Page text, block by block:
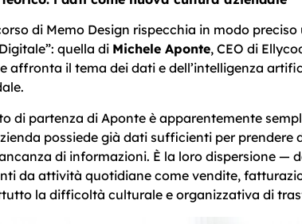
di Memo Design rispecchia in modo
quella di Michele Aponte, CEO di
affronta il tema dei dati e dell’intelligenza
di partenza di Aponte è apparentemente
possiede già dati sufficienti per prendere
di informazioni. È la loro dispersione —
da attività quotidiane come vendite,
la difficoltà culturale e organizzativa di